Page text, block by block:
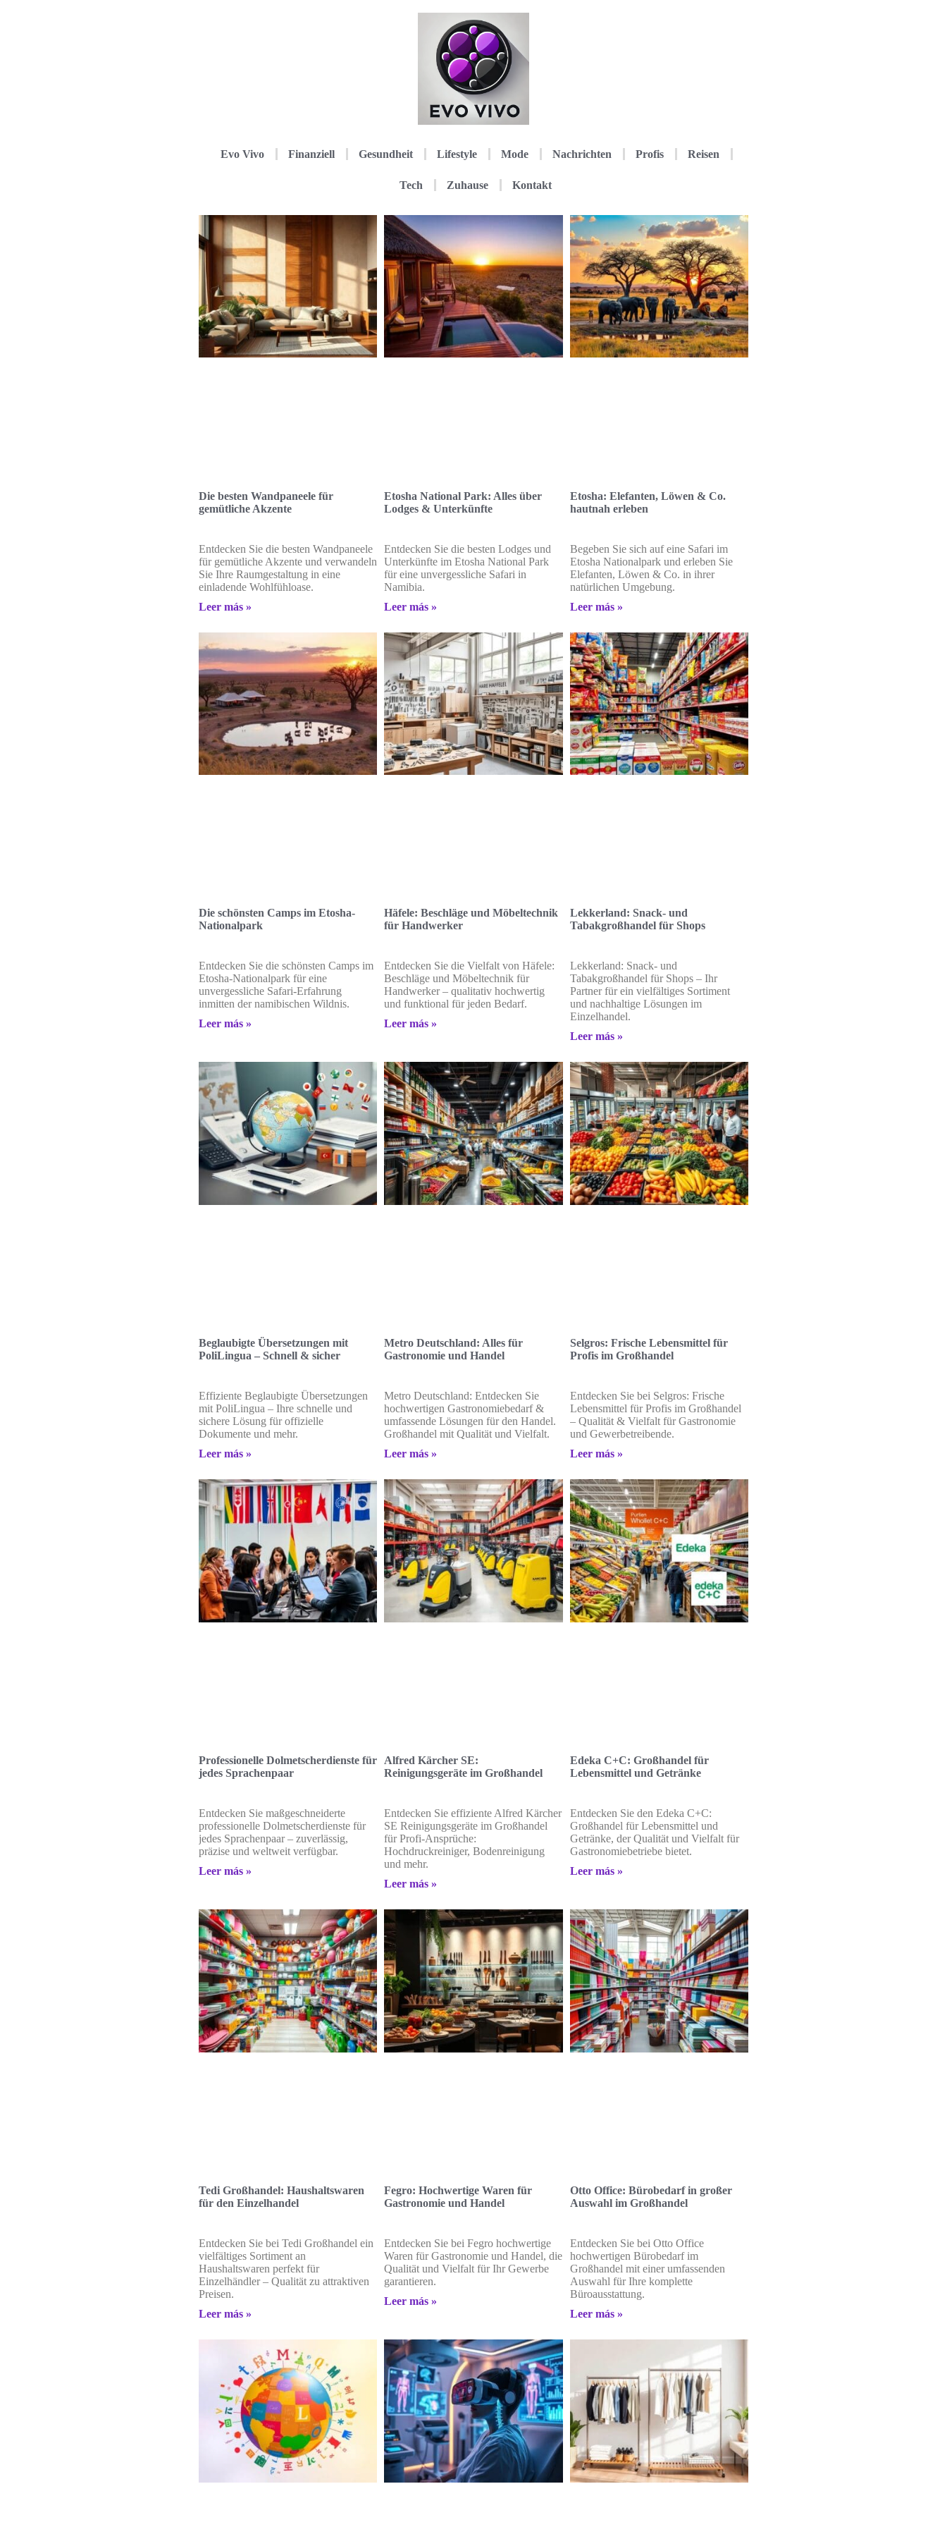
Evo Vivo Finanziell Gesundheit Lifestyle Mode Nachrichten Profis Reisen
Tech Zuhause Kontakt
Die besten Wandpaneele für
gemütliche Akzente
Entdecken Sie die besten Wandpaneele
für gemütliche Akzente und verwandeln
Sie Ihre Raumgestaltung in eine
einladende Wohlfühloase.
Leer más »
Etosha National Park: Alles über
Lodges & Unterkünfte
Entdecken Sie die besten Lodges und
Unterkünfte im Etosha National Park
für eine unvergessliche Safari in
Namibia.
Leer más »
Etosha: Elefanten, Löwen & Co.
hautnah erleben
Begeben Sie sich auf eine Safari im
Etosha Nationalpark und erleben Sie
Elefanten, Löwen & Co. in ihrer
natürlichen Umgebung.
Leer más »
Die schönsten Camps im Etosha-
Nationalpark
Entdecken Sie die schönsten Camps im
Etosha-Nationalpark für eine
unvergessliche Safari-Erfahrung
inmitten der namibischen Wildnis.
Leer más »
Häfele: Beschläge und Möbeltechnik
für Handwerker
Entdecken Sie die Vielfalt von Häfele:
Beschläge und Möbeltechnik für
Handwerker – qualitativ hochwertig
und funktional für jeden Bedarf.
Leer más »
Lekkerland: Snack- und
Tabakgroßhandel für Shops
Lekkerland: Snack- und
Tabakgroßhandel für Shops – Ihr
Partner für ein vielfältiges Sortiment
und nachhaltige Lösungen im
Einzelhandel.
Leer más »
Beglaubigte Übersetzungen mit
PoliLingua – Schnell & sicher
Effiziente Beglaubigte Übersetzungen
mit PoliLingua – Ihre schnelle und
sichere Lösung für offizielle
Dokumente und mehr.
Leer más »
Metro Deutschland: Alles für
Gastronomie und Handel
Metro Deutschland: Entdecken Sie
hochwertigen Gastronomiebedarf &
umfassende Lösungen für den Handel.
Großhandel mit Qualität und Vielfalt.
Leer más »
Selgros: Frische Lebensmittel für
Profis im Großhandel
Entdecken Sie bei Selgros: Frische
Lebensmittel für Profis im Großhandel
– Qualität & Vielfalt für Gastronomie
und Gewerbetreibende.
Leer más »
Professionelle Dolmetscherdienste für
jedes Sprachenpaar
Entdecken Sie maßgeschneiderte
professionelle Dolmetscherdienste für
jedes Sprachenpaar – zuverlässig,
präzise und weltweit verfügbar.
Leer más »
Alfred Kärcher SE:
Reinigungsgeräte im Großhandel
Entdecken Sie effiziente Alfred Kärcher
SE Reinigungsgeräte im Großhandel
für Profi-Ansprüche:
Hochdruckreiniger, Bodenreinigung
und mehr.
Leer más »
Edeka C+C: Großhandel für
Lebensmittel und Getränke
Entdecken Sie den Edeka C+C:
Großhandel für Lebensmittel und
Getränke, der Qualität und Vielfalt für
Gastronomiebetriebe bietet.
Leer más »
Tedi Großhandel: Haushaltswaren
für den Einzelhandel
Entdecken Sie bei Tedi Großhandel ein
vielfältiges Sortiment an
Haushaltswaren perfekt für
Einzelhändler – Qualität zu attraktiven
Preisen.
Leer más »
Fegro: Hochwertige Waren für
Gastronomie und Handel
Entdecken Sie bei Fegro hochwertige
Waren für Gastronomie und Handel, die
Qualität und Vielfalt für Ihr Gewerbe
garantieren.
Leer más »
Otto Office: Bürobedarf in großer
Auswahl im Großhandel
Entdecken Sie bei Otto Office
hochwertigen Bürobedarf im
Großhandel mit einer umfassenden
Auswahl für Ihre komplette
Büroausstattung.
Leer más »